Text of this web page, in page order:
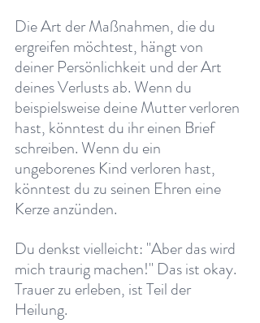
Die Art der Maßnahmen, die du
ergreifen möchtest, hängt von
deiner Persönlichkeit und der Art
deines Verlusts ab. Wenn du
beispielsweise deine Mutter verloren
hast, könntest du ihr einen Brief
schreiben. Wenn du ein
ungeborenes Kind verloren hast,
könntest du zu seinen Ehren eine
Kerze anzünden.
Du denkst vielleicht: "Aber das wird
mich traurig machen!" Das ist okay.
Trauer zu erleben, ist Teil der
Heilung.